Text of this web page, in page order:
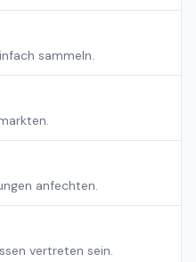
sammeln.
anfechten.
vertreten sein.